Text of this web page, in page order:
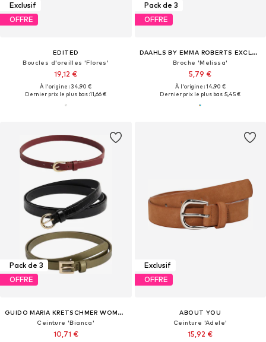
Exclusif
OFFRE
EDITED
Boucles d'oreilles 'Flores'
19,12 €
À l'origine : 34,90 €
Dernier prix le plus bas :11,66 €
Pack de 3
OFFRE
DAAHLS BY EMMA ROBERTS EXCLUSIVELY FOR ABOUT YOU
Broche 'Melissa'
5,79 €
À l'origine : 14,90 €
Dernier prix le plus bas :5,45 €
Pack de 3
OFFRE
GUIDO MARIA KRETSCHMER WOMEN
Ceinture 'Bianca'
10,71 €
Exclusif
OFFRE
ABOUT YOU
Ceinture 'Adele'
15,92 €